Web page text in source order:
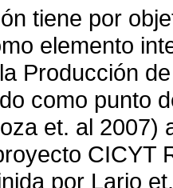
tiene por
elemento
Producción
como punto
et. al 2007)
CICYT
por Lario